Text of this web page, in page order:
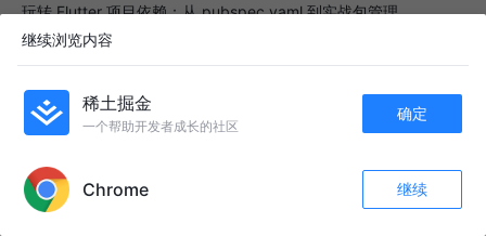
13
玩转 Flutter 项目依赖：从 pubspec.yaml 到实战包管理
GitLqr·70阅读
anOnion
·65阅读·
前端路由（三）：鉴权、拦截与重定向
凌涘·
继续浏览内容
稀土掘金
一个帮助开发者成长的社区
确定
Chrome 继续